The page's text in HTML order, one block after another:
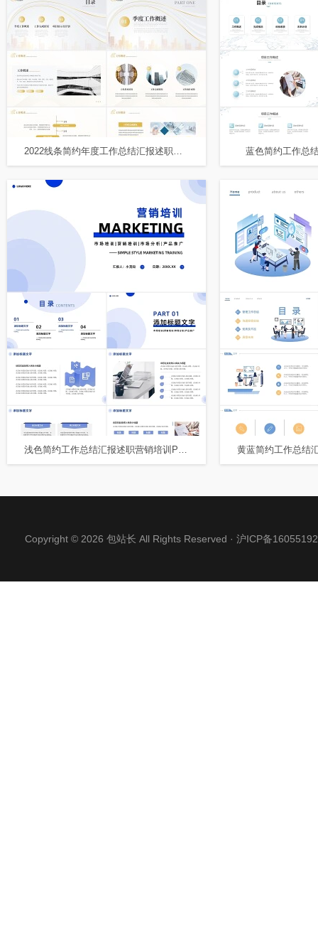
2022线条简约年度工作总结汇报述职报告PPT模板 蓝色简约工作总
浅色简约工作总结汇报述职营销培训PPT模板
Copyright © 2026 包站长 All Rights Reserved · 沪ICP备